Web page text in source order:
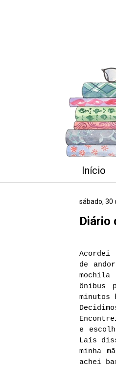
Início
sábado, 30
Diário
Acordei
de
ônibus
minutos
e
Laís
minha
achei